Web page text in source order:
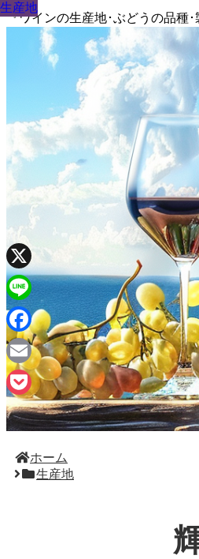
『ワインの生産地･ぶどうの品種
ホーム
生産地
生産地
生産地
生産地
生産地
生産地
生産地
生産地
生産地
生産地
X
Line
Facebook
Email
Pocket